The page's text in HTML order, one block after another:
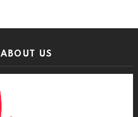
ABOUT US